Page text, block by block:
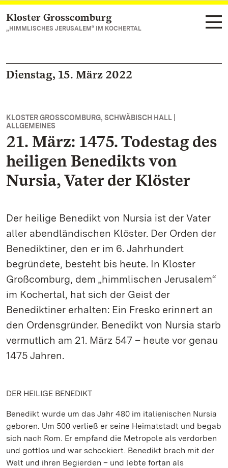
Zum Hauptinhalt springen
Kloster Grosscomburg
„HIMMLISCHES JERUSALEM“ IM KOCHERTAL
Dienstag, 15. März 2022
KLOSTER GROSSCOMBURG, SCHWÄBISCH HALL |
ALLGEMEINES
21. März: 1475. Todestag des
heiligen Benedikts von
Nursia, Vater der Klöster
Der heilige Benedikt von Nursia ist der Vater
aller abendländischen Klöster. Der Orden der
Benediktiner, den er im 6. Jahrhundert
begründete, besteht bis heute. In Kloster
Großcomburg, dem „himmlischen Jerusalem“
im Kochertal, hat sich der Geist der
Benediktiner erhalten: Ein Fresko erinnert an
den Ordensgründer. Benedikt von Nursia starb
vermutlich am 21. März 547 – heute vor genau
1475 Jahren.
DER HEILIGE BENEDIKT
Benedikt wurde um das Jahr 480 im italienischen Nursia
geboren. Um 500 verließ er seine Heimatstadt und begab
sich nach Rom. Er empfand die Metropole als verdorben
und gottlos und war schockiert. Benedikt brach mit der
Welt und ihren Begierden – und lebte fortan als